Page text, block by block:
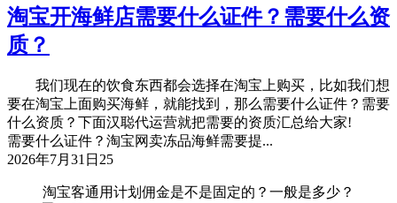
淘宝开海鲜店需要什么证件？需要什么资
质？
我们现在的饮食东西都会选择在淘宝上购买，比如我们想
要在淘宝上面购买海鲜，就能找到，那么需要什么证件？需要
什么资质？下面汉聪代运营就把需要的资质汇总给大家!
需要什么证件？淘宝网卖冻品海鲜需要提...
2026年7月31日 25
淘宝客通用计划佣金是不是固定的？一般是多少？